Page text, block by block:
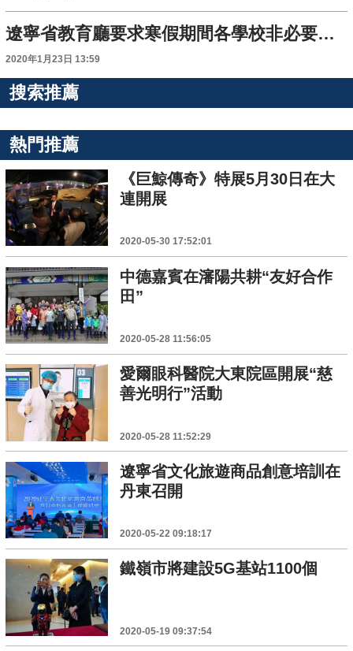
遼寧省教育廳要求寒假期間各學校非必要不舉辦聚集性活動
2020年1月23日 13:59
搜索推薦
熱門推薦
《巨鯨傳奇》特展5月30日在大
連開展
2020-05-30 17:52:01
中德嘉賓在瀋陽共耕“友好合作
田”
2020-05-28 11:56:05
愛爾眼科醫院大東院區開展“慈
善光明行”活動
2020-05-28 11:52:29
遼寧省文化旅遊商品創意培訓在
丹東召開
2020-05-22 09:18:17
鐵嶺市將建設5G基站1100個
2020-05-19 09:37:54